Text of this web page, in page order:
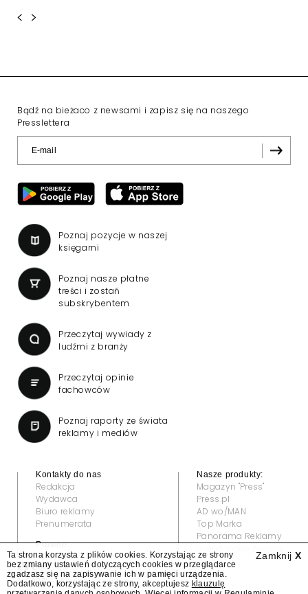
< >
Bądź na bieżaco z newsami i zapisz się na naszego
Presslettera
Poznaj pozycje w naszej
księgarni
Poznaj nasze płatne
treści i zostań
subskrybentem
Przeczytaj wywiady z
ludźmi z branży
Przeczytaj opinie
fachowców
Poznaj raporty ze świata
reklamy i mediów
Kontakty do nas
Redakcja
Wydawca
Biuro reklamy
Prenumerata
Prawne:
Regulamin
Klauzula informacyjna
Nasze produkty:
Magazyn "Press"
Press.pl
AD wo/MAN
Top Marka
Panorama Reklamy
© 2022 — All rights reserved
Zamknij X
Ta strona korzysta z plików cookies. Korzystając ze strony
bez zmiany ustawień dotyczących cookies w przeglądarce
zgadzasz się na zapisywanie ich w pamięci urządzenia.
Dodatkowo, korzystając ze strony, akceptujesz klauzulę